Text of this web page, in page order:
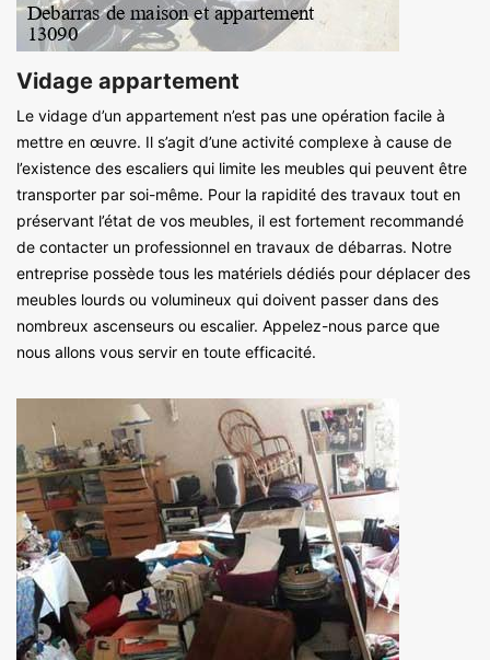
Vidage appartement
Le vidage d’un appartement n’est pas une opération facile à
mettre en œuvre. Il s’agit d’une activité complexe à cause de
l’existence des escaliers qui limite les meubles qui peuvent être
transporter par soi-même. Pour la rapidité des travaux tout en
préservant l’état de vos meubles, il est fortement recommandé
de contacter un professionnel en travaux de débarras. Notre
entreprise possède tous les matériels dédiés pour déplacer des
meubles lourds ou volumineux qui doivent passer dans des
nombreux ascenseurs ou escalier. Appelez-nous parce que
nous allons vous servir en toute efficacité.